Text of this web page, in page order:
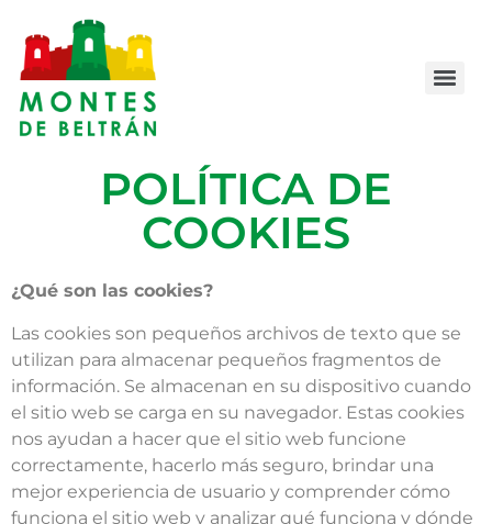
POLÍTICA DE
COOKIES
¿Qué son las cookies?
Las cookies son pequeños archivos de texto que se
utilizan para almacenar pequeños fragmentos de
información. Se almacenan en su dispositivo cuando
el sitio web se carga en su navegador. Estas cookies
nos ayudan a hacer que el sitio web funcione
correctamente, hacerlo más seguro, brindar una
mejor experiencia de usuario y comprender cómo
funciona el sitio web y analizar qué funciona y dónde